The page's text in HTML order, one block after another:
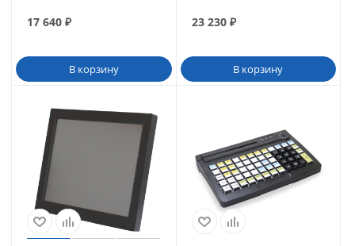
17 640 ₽
В корзину
23 230₽
В корзину